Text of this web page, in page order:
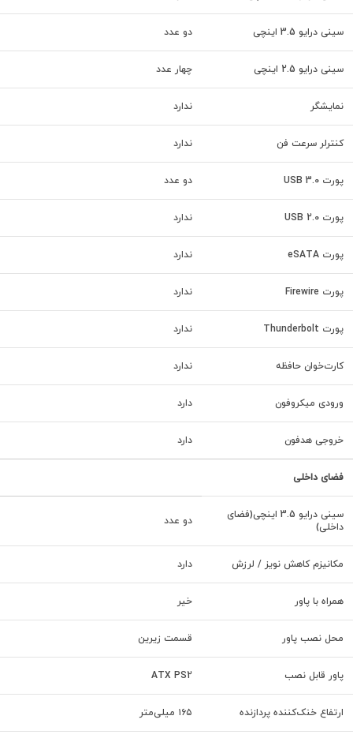
سینی درایو 3.5 اینچی دو عدد
سینی درایو 2.5 اینچی چهار عدد
نمایشگر ندارد
کنترلر سرعت فن ندارد
پورت USB 3.0 دو عدد
پورت USB 2.0 ندارد
پورت eSATA ندارد
پورت Firewire ندارد
پورت Thunderbolt ندارد
کارت‌خوان حافظه ندارد
ورودی میکروفون دارد
خروجی هدفون دارد
فضای داخلی
سینی درایو 3.5 اینچی(فضای
داخلی)
دو عدد
مکانیزم کاهش نویز / لرزش دارد
همراه با پاور خیر
محل نصب پاور قسمت زیرین
پاور قابل نصب ATX PS2
ارتفاع خنک‌کننده پردازنده ۱۶۵ میلی‌متر